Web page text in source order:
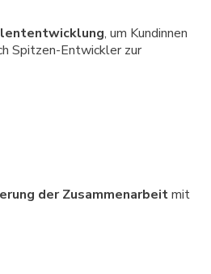
, um Kundinnen
Spitzen-Entwickler zur
der Zusammenarbeitmit